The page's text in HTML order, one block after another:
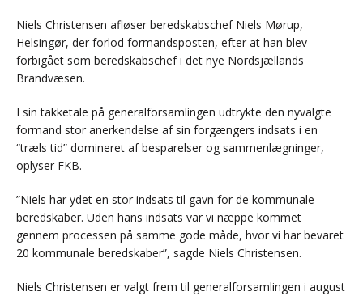
Niels Christensen afløser beredskabschef Niels Mørup,
Helsingør, der forlod formandsposten, efter at han blev
forbigået som beredskabschef i det nye Nordsjællands
Brandvæsen.
I sin takketale på generalforsamlingen udtrykte den nyvalgte
formand stor anerkendelse af sin forgængers indsats i en
“træls tid” domineret af besparelser og sammenlægninger,
oplyser FKB.
”Niels har ydet en stor indsats til gavn for de kommunale
beredskaber. Uden hans indsats var vi næppe kommet
gennem processen på samme gode måde, hvor vi har bevaret
20 kommunale beredskaber”, sagde Niels Christensen.
Niels Christensen er valgt frem til generalforsamlingen i august